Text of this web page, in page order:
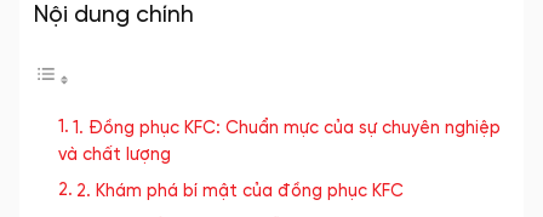
Nội dung chính
1. Đồng phục KFC: Chuẩn mực của sự chuyên nghiệp
và chất lượng
2. Khám phá bí mật của đồng phục KFC